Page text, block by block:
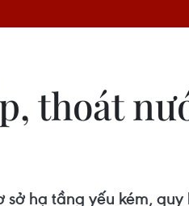
thoát
hạ tầng yếu kém,